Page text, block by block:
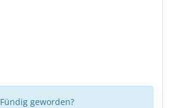
Fündig geworden?